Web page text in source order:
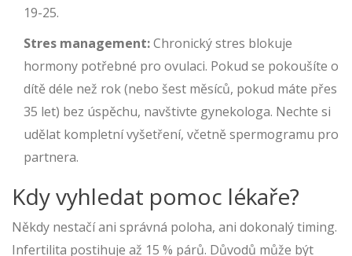
19-25.
Stres management:Chronický stres blokuje
hormony potřebné pro ovulaci. Pokud se pokoušíte o
dítě déle než rok (nebo šest měsíců, pokud máte přes
35 let) bez úspěchu, navštivte gynekologa. Nechte si
udělat kompletní vyšetření, včetně spermogramu pro
partnera.
Kdy vyhledat pomoc lékaře?
Někdy nestačí ani správná poloha, ani dokonalý timing.
Infertilita postihuje až 15 % párů. Důvodů může být